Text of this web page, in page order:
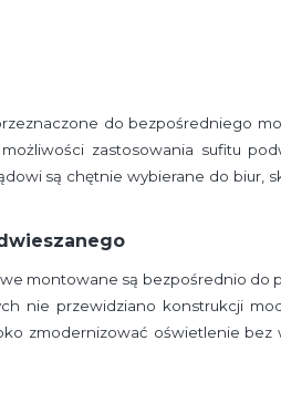
do bezpośredniego
zastosowania sufitu
są chętnie wybierane do biur,
montowane są bezpośrednio do
nie przewidziano konstrukcji
zmodernizować oświetlenie